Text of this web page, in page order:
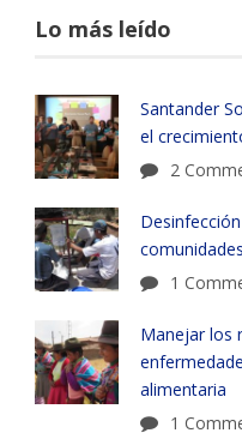
Lo más leído
Santander
el
2
1
Manejar los
alimentaria
1